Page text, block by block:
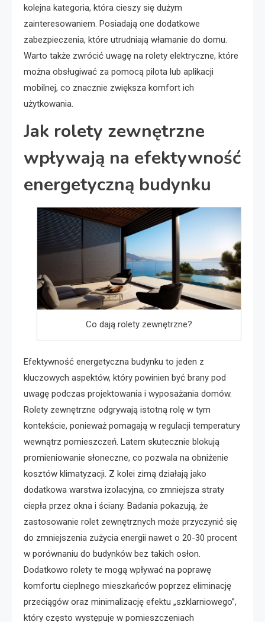
kolejna kategoria, która cieszy się dużym
zainteresowaniem. Posiadają one dodatkowe
zabezpieczenia, które utrudniają włamanie do domu.
Warto także zwrócić uwagę na rolety elektryczne, które
można obsługiwać za pomocą pilota lub aplikacji
mobilnej, co znacznie zwiększa komfort ich
użytkowania.
Jak rolety zewnętrzne
wpływają na efektywność
energetyczną budynku
Co dają rolety zewnętrzne?
Efektywność energetyczna budynku to jeden z
kluczowych aspektów, który powinien być brany pod
uwagę podczas projektowania i wyposażania domów.
Rolety zewnętrzne odgrywają istotną rolę w tym
kontekście, ponieważ pomagają w regulacji temperatury
wewnątrz pomieszczeń. Latem skutecznie blokują
promieniowanie słoneczne, co pozwala na obniżenie
kosztów klimatyzacji. Z kolei zimą działają jako
dodatkowa warstwa izolacyjna, co zmniejsza straty
ciepła przez okna i ściany. Badania pokazują, że
zastosowanie rolet zewnętrznych może przyczynić się
do zmniejszenia zużycia energii nawet o 20-30 procent
w porównaniu do budynków bez takich osłon.
Dodatkowo rolety te mogą wpływać na poprawę
komfortu cieplnego mieszkańców poprzez eliminację
przeciągów oraz minimalizację efektu „szklarniowego”,
który często występuje w pomieszczeniach